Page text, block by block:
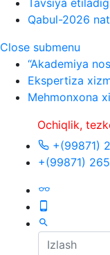
Tavsiya
Qabul-2026
Close submenu
“Akademiya
Ekspertiza
Mehmonxona
Ochiqlik, tezkorlik
+(99871)
+(99871)